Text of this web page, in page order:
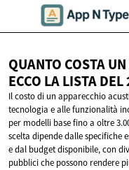
QUANTO COSTA
ECCO LA LISTADEL
Il costo di un apparecchio
tecnologia e alle funzionalità
per modelli base fino a oltre
scelta dipende dalle specifiche
e dal budget disponibile, con
pubblici che possono rendere